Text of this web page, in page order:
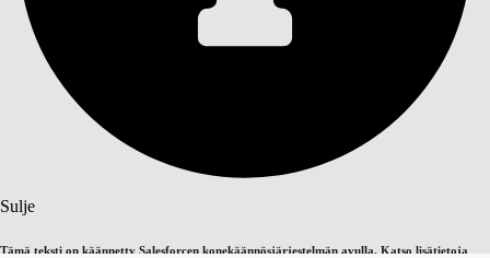
Sulje
Tämä teksti on käännetty Salesforcen konekäännösjärjestelmän avulla. Katso lisätietoja